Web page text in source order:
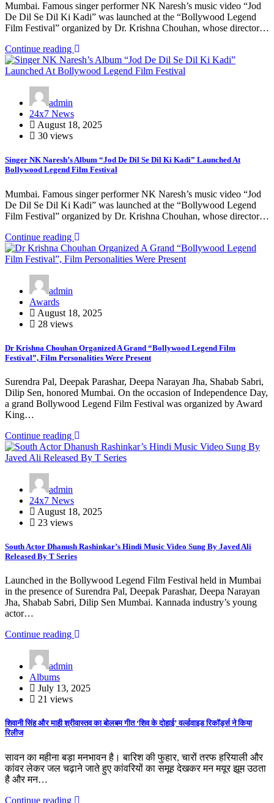
Mumbai. Famous singer performer NK Naresh’s music video “Jod
De Dil Se Dil Ki Kadi” was launched at the “Bollywood Legend
Film Festival” organized by Dr. Krishna Chouhan, whose director…
Continue reading
admin
24x7 News
August 18, 2025
30 views
Singer NK Naresh’s Album “Jod De Dil Se Dil Ki Kadi” Launched At
Bollywood Legend Film Festival
Mumbai. Famous singer performer NK Naresh’s music video “Jod
De Dil Se Dil Ki Kadi” was launched at the “Bollywood Legend
Film Festival” organized by Dr. Krishna Chouhan, whose director…
Continue reading
admin
Awards
August 18, 2025
28 views
Dr Krishna Chouhan Organized A Grand “Bollywood Legend Film
Festival”, Film Personalities Were Present
Surendra Pal, Deepak Parashar, Deepa Narayan Jha, Shabab Sabri,
Dilip Sen, honored Mumbai. On the occasion of Independence Day,
a grand Bollywood Legend Film Festival was organized by Award
King…
Continue reading
admin
24x7 News
August 18, 2025
23 views
South Actor Dhanush Rashinkar’s Hindi Music Video Sung By Javed Ali
Released By T Series
Launched in the Bollywood Legend Film Festival held in Mumbai
in the presence of Surendra Pal, Deepak Parashar, Deepa Narayan
Jha, Shabab Sabri, Dilip Sen Mumbai. Kannada industry’s young
actor…
Continue reading
admin
Albums
July 13, 2025
21 views
शिवानी सिंह और माही श्रीवास्तव का बोलबम गीत ‘शिव के दोहाई’ वर्ल्डवाइड रिकॉर्ड्स ने किया
रिलीज
सावन का महीना बड़ा मनभावन है। बारिश की फुहार, चारों तरफ हरियाली और
कांवर लेकर जल चढ़ाने जाते हुए कांवरियों का समूह देखकर मन मयूर झूम उठता
है और मन…
Continue reading